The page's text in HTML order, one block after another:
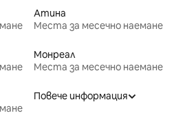
Атина
Места за месечно наемане
Монреал
Места за месечно наемане
Повече информация